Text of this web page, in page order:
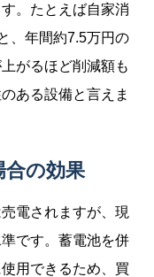
。たとえば自家消
、年間約7.5万円の
がるほど削減額も
ある設備と言えま
合の効果
電されますが、現
です。蓄電池を併
用できるため、買